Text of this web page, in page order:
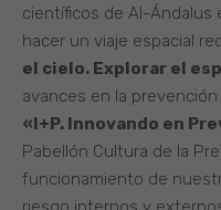
científicos de Al-Ándalus
hacer un viaje espacial
el cielo. Explorar el
avances en la
«I+P. Innovando en
Pabellón Cultura de la
funcionamiento de